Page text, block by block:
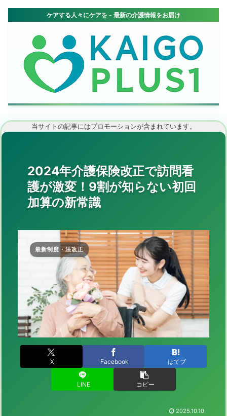
当サイトの記事にはプロモーションが含まれています。
2024年介護保険改正で訪問看
護が激変！9割が知らない初回
加算の新常識
最新制度・法改正
X Facebook はてブ
LINE コピー
2025.10.10